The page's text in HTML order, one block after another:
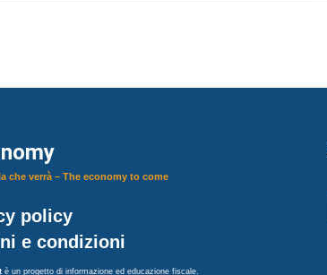
che verrà – The economy to come
policy
e condizioni
è un progetto di informazione ed educazione fiscale.